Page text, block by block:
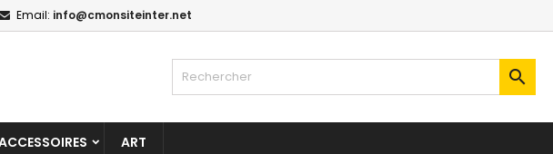
Email: info@cmonsiteinter.net

ART